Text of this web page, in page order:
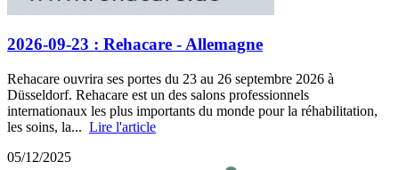
2026-09-23 : Rehacare - Allemagne
Rehacare ouvrira ses portes du 23 au 26 septembre 2026 à
Düsseldorf. Rehacare est un des salons professionnels
internationaux les plus importants du monde pour la réhabilitation,
les soins, la... Lire l'article
05/12/2025